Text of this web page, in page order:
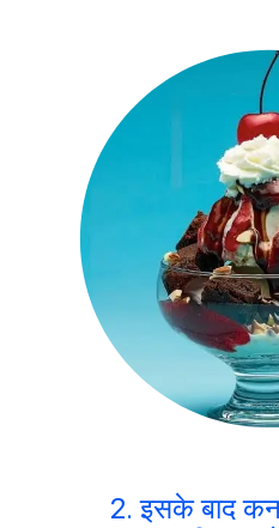
2. इसके बाद